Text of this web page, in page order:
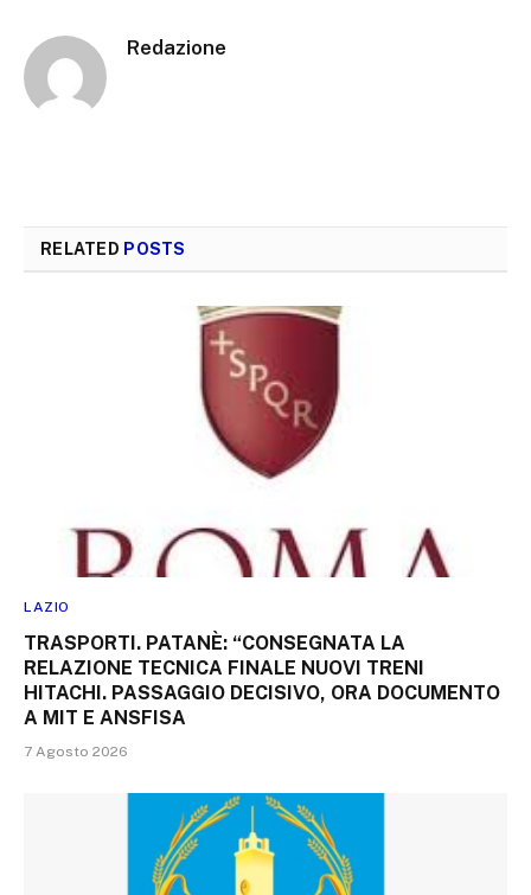
Redazione
RELATED POSTS
LAZIO
TRASPORTI. PATANÈ: “CONSEGNATA LA
RELAZIONE TECNICA FINALE NUOVI TRENI
HITACHI. PASSAGGIO DECISIVO, ORA DOCUMENTO
A MIT E ANSFISA
7 Agosto 2026